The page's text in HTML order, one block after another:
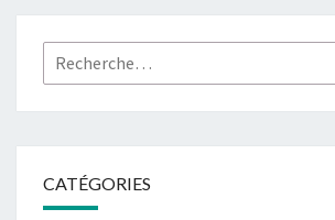
Rechercher :
CATÉGORIES